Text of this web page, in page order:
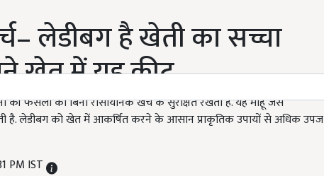
लेडीबग है खेती का सच्चा
खेत में यह कीट
की फसलों को बिना रासायनिक खर्च के सुरक्षित रखती है. यह माहू जैसे
है. लेडीबग को खेत में आकर्षित करने के आसान प्राकृतिक उपायों से अधिक उपज
PM IST